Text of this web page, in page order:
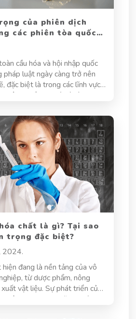
của phiên dịch
các phiên tòa quốc
cầu hóa và hội nhập quốc
pháp luật ngày càng trở nên
đặc biệt là trong các lĩnh vực
nhân quyền, di trú, và hình sự
tòa có yếu tố nước ngoài,
quan sử dụng nhiều ngôn ngữ
chất là gì? Tại sao
trọng đặc biệt?
2024.
hiện đang là nền tảng của vô
từ dược phẩm, nông
vật liệu. Sự phát triển của
liên tục tạo ra những khám